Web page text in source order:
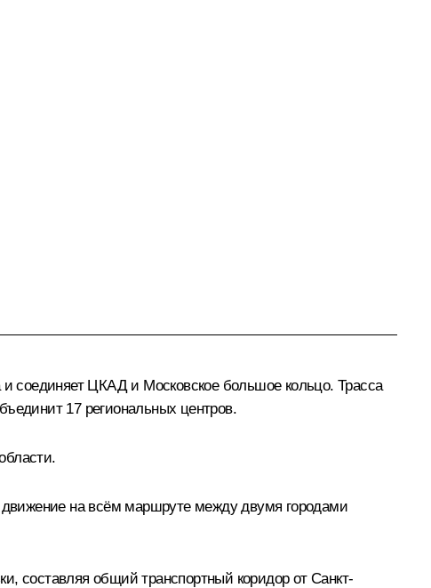
соединяет ЦКАД и Московское большое кольцо. Трасса
17 региональных центров.
движение на всём маршруте между двумя городами
составляя общий транспортный коридор от Санкт-